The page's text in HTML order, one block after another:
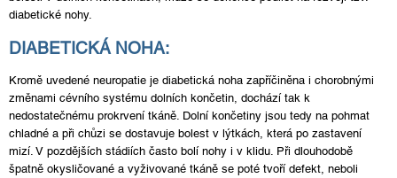
diabetické nohy.
DIABETICKÁ NOHA:
Kromě uvedené neuropatie je diabetická noha zapříčiněna i chorobnými
změnami cévního systému dolních končetin, dochází tak k
nedostatečnému prokrvení tkáně. Dolní končetiny jsou tedy na pohmat
chladné a při chůzi se dostavuje bolest v lýtkách, která po zastavení
mizí. V pozdějších stádiích často bolí nohy i v klidu. Při dlouhodobě
špatně okysličované a vyživované tkáně se poté tvoří defekt, neboli